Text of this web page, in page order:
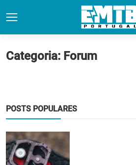
Categoria: Forum
POSTS POPULARES